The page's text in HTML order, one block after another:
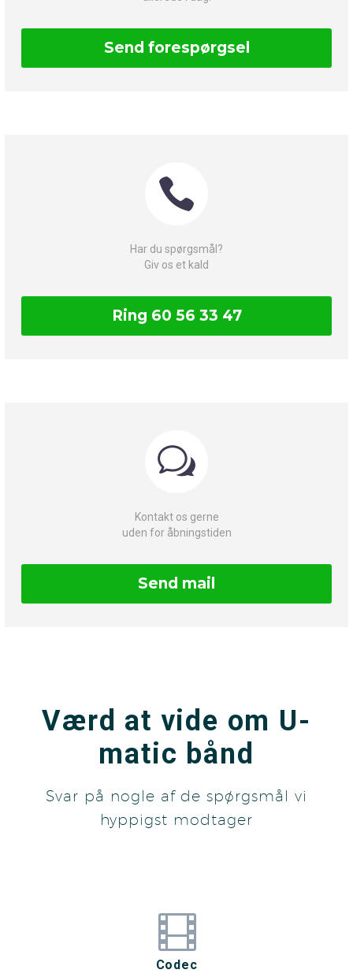
Send forespørgsel


Har du spørgsmål?
Giv os et kald
Ring 60 56 33 47
w
w
Kontakt os gerne
uden for åbningstiden
Send mail
Værd at vide om U-
matic bånd
Svar på nogle af de spørgsmål vi
hyppigst modtager


Codec